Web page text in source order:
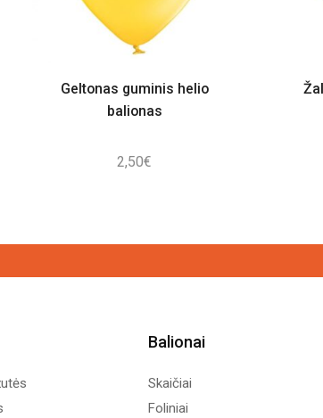
Geltonas guminis helio
balionas
2,50€
Balionai
Skaičiai
Foliniai